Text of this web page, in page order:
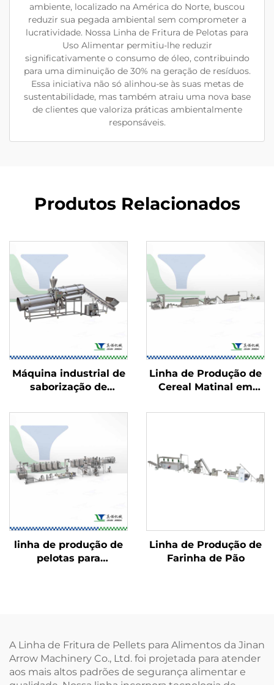
ambiente, localizado na América do Norte, buscou
reduzir sua pegada ambiental sem comprometer a
lucratividade. Nossa Linha de Fritura de Pelotas para
Uso Alimentar permitiu-lhe reduzir
significativamente o consumo de óleo, contribuindo
para uma diminuição de 30% na geração de resíduos.
Essa iniciativa não só alinhou-se às suas metas de
sustentabilidade, mas também atraiu uma nova base
de clientes que valoriza práticas ambientalmente
responsáveis.
Produtos Relacionados
Máquina industrial de
saborização de
Linha de Produção de
Cereal Matinal em
linha de produção de
pelotas para
Linha de Produção de
Farinha de Pão
A Linha de Fritura de Pellets para Alimentos da Jinan
Arrow Machinery Co., Ltd. foi projetada para atender
aos mais altos padrões de segurança alimentar e